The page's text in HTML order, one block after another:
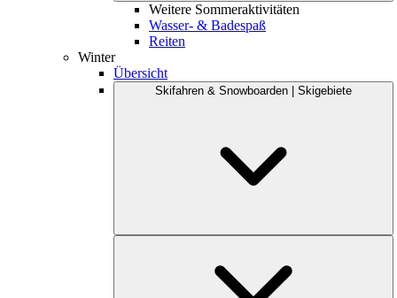
Weitere Sommeraktivitäten
Wasser- & Badespaß
Reiten
Winter
Übersicht
Skifahren & Snowboarden | Skigebiete